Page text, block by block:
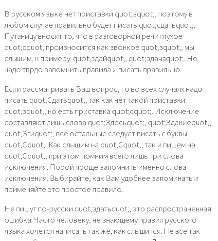
В русском языке нет приставки quot;зquot;, поэтому в
любом случае правильно будет писать quot;сдатьquot;.
Путаницу вносит то, что в разговорной речи глухое
quot;сquot; произносится как звонкое quot;зquot;, мы
слышим, к примеру: quot;здайquot;, quot;здачаquot;. Но
надо тврдо запомнить правила и писать правильно.
Если рассматривать Ваш вопрос, то во всех случаях надо
писать quot;Сдатьquot;, так как нет такой приставки
quot;зquot;, но есть приставка quot;сquot;. Исключение
составляют лишь слова quot;Здесьquot;, quot;Зданиеquot;,
quot;Згиquot;, все остальные следует писать с буквы
quot;Сquot;. Как слышим на quot;Сquot;, так и пишем на
quot;Сquot;, при этом помним всего лишь три слова
исключения. Порой проще запомнить именно слова
исключения. Выбирайте, как Вам удобнее запоминать и
применяйте это простое правило.
Не пишут по-русски quot;здатьquot;, это распространенная
ошибка. Часто человеку, не знающему правил русского
языка хочется написать так же, как слышится. Не все так